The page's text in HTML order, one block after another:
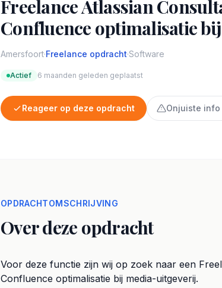
Freelance Atlassian
Confluence optimalisatie
Amersfoort·Freelance opdracht·Software
Actief 6 maanden geleden geplaatst
Reageer op deze opdracht Onjuiste info
OPDRACHTOMSCHRIJVING
Over deze opdracht
Voor deze functie zijn wij op zoek naar een
Confluence optimalisatie bij media-uitgeverij.